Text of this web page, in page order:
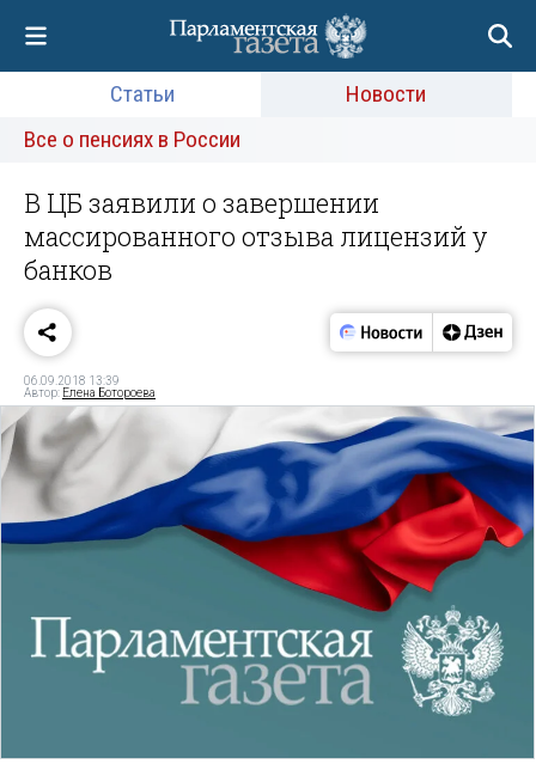
Статьи
Новости
Все о пенсиях в России
В ЦБ заявили о завершении
массированного отзыва лицензий у
банков
06.09.2018 13:39
Автор: Елена Ботороева